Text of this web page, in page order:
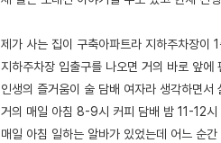
제가 사는 집이 구축아파트라 지하주차장이
지하주차장 입출구를 나오면 거의 바로 앞에
인생의 즐거움이 술 담배 여자라 생각하면
거의 매일 아침 8-9시 커피 담배 밤 11-12시
매일 아침 일하는 알바가 있었는데 어느 순간